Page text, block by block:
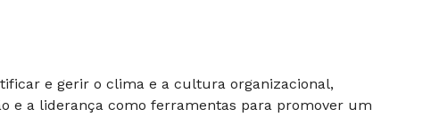
e gerir o clima e a cultura organizacional,
e a liderança como ferramentas para promover um